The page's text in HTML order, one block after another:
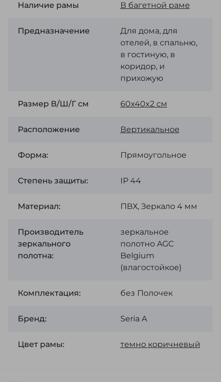
Наличие рамы В багетной раме
Предназначение
Для дома, для
отелей, в спальню,
в гостиную, в
коридор, и
прихожую
Размер В/Ш/Г см 60x40x2 см
Расположение Вертикальное
Форма: Прямоугольное
Степень защиты: ІР 44
Материал: ПВХ, Зеркало 4 мм
Производитель
зеркального
полотна:
зеркальное
полотно AGC
Belgium
(влагостойкое)
Комплектация: без Полочек
Бренд: Seria A
Цвет рамы: темно коричневый